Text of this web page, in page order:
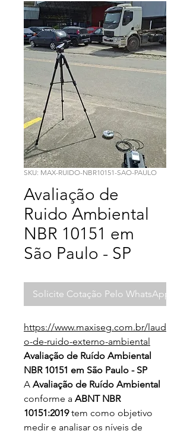
SKU: MAX-RUIDO-NBR10151-SAO-PAULO
Avaliação de
Ruido Ambiental
NBR 10151 em
São Paulo - SP
Solicite Cotação Pelo WhatsApp
https://www.maxiseg.com.br/laud
o-de-ruido-externo-ambiental
Avaliação de Ruído Ambiental
NBR 10151 em São Paulo - SP
A Avaliação de Ruído Ambiental
conforme a ABNT NBR
10151:2019tem como objetivo
medir e analisar os níveis de